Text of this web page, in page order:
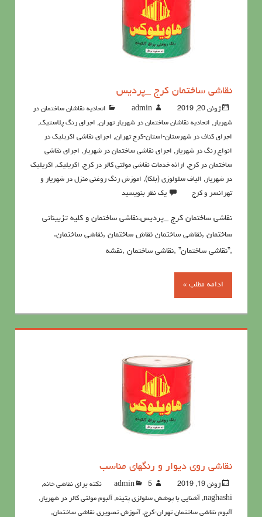
نقاشی ساختمان کرج _پردیس
ژوئن 20, 2019 admin
اتحادیه نقاشان ساختمان در
شهریار, اتحادیه نقاشان ساختمان در شهریار تهران, اجرای رنگ پلاستیک,
اجرای کناف در شهرستان-استان-کرج تهران, اجرای نقاشی اکریلیک در
انواع رنگ در شهریار, اجرای نقاشی ساختمان در شهریار, اجرای نقاشی
ساختمان در کرج, ارائه خدمات نقاشی مولتی کالر در کرج, اکريليک, اکريليک
در شهریار, الیاف سلولوزی (بلکا), اموزش رنگ روغنی منزل در شهریار و
تهرانسر و کرج
یک نظر بنویسید
نقاشی ساختمان کرج _پردیس،نقاشی ساختمان و کلیه تزییناتی
ساختمان ,نقاشی ساختمان نقاش ساختمان ,نقاشی ساختمان.
,”نقاشی ساختمان” ,نقاشی ساختمان ,نقشه
ادامه مطلب »
نقاشی روی دیوار و رنگهای مناسب
ژوئن 19, 2019 admin 5نکته برای نقاشی خانه
,
naghashi
, آشنايي با پوشش سلولزي پتينه, آلبوم مولتی کالر در شهریار,
آلبوم نقاشی ساختمان تهران-کرج, آموزش تصویری نقاشی ساختمان,